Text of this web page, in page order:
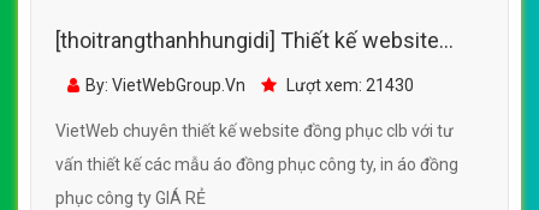
[thoitrangthanhhungidi] Thiết kế website
đồng phục clb đẹp, chuyên nghiệp chuẩn
By: VietWebGroup.Vn Lượt xem: 21430
VietWeb chuyên thiết kế website đồng phục clb với tư
vấn thiết kế các mẫu áo đồng phục công ty, in áo đồng
phục công ty GIÁ RẺ